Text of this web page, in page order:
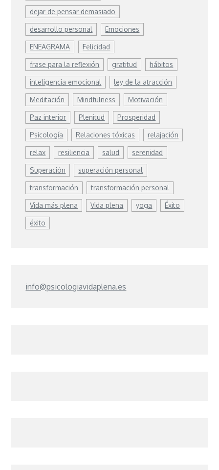
dejar de pensar demasiado
desarrollo personal Emociones
ENEAGRAMA Felicidad
frase para la reflexión gratitud hábitos
inteligencia emocional ley de la atracción
Meditación Mindfulness Motivación
Paz interior Plenitud Prosperidad
Psicología Relaciones tóxicas relajación
relax resiliencia salud serenidad
Superación superación personal
transformación transformación personal
Vida más plena Vida plena yoga Éxito
éxito
info@psicologiavidaplena.es